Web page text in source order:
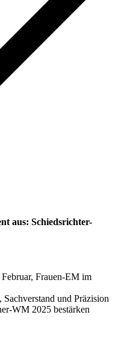
aus: Schiedsrichter-
Frauen-EM im
und Präzision
WM 2025 bestärken